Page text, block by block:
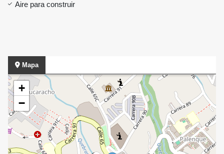
Aire para construir
Mapa
+
−